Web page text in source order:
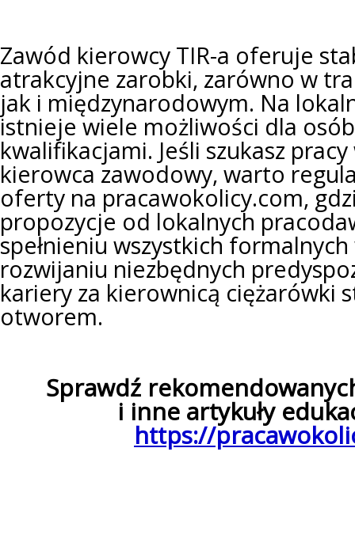
Zawód kierowcy TIR-a oferuje
atrakcyjne zarobki, zarówno w
jak i międzynarodowym. Na
istnieje wiele możliwości dla
kwalifikacjami. Jeśli szukasz
kierowca zawodowy, warto
oferty na pracawokolicy.com,
propozycje od lokalnych
spełnieniu wszystkich
rozwijaniu niezbędnych
kariery za kierownicą ciężarówki
otworem.
Sprawdź
i inne artykuły
https://